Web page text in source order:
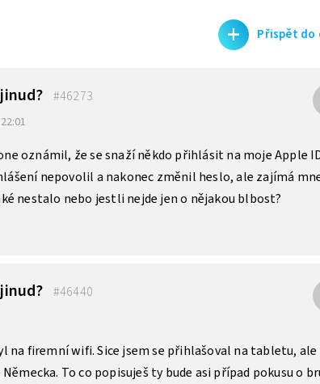
+ Přispět do
#46273
oznámil, že se snaží někdo přihlásit na moje Apple
nepovolil a nakonec změnil heslo, ale zajímá
nestalo nebo jestli nejde jen o nějakou blbost?
#46440
na firemní wifi. Sice jsem se přihlašoval na tabletu, ale
To co popisuješ ty bude asi případ pokusu o